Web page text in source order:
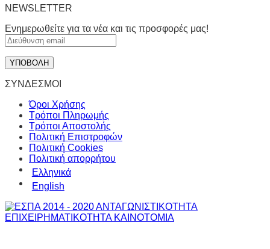
NEWSLETTER
Ενημερωθείτε για τα νέα και τις προσφορές μας!
ΣΥΝΔΕΣΜΟΙ
Όροι Χρήσης
Τρόποι Πληρωμής
Τρόποι Αποστολής
Πολιτική Επιστροφών
Πολιτική Cookies
Πολιτική απορρήτου
Ελληνικά
English